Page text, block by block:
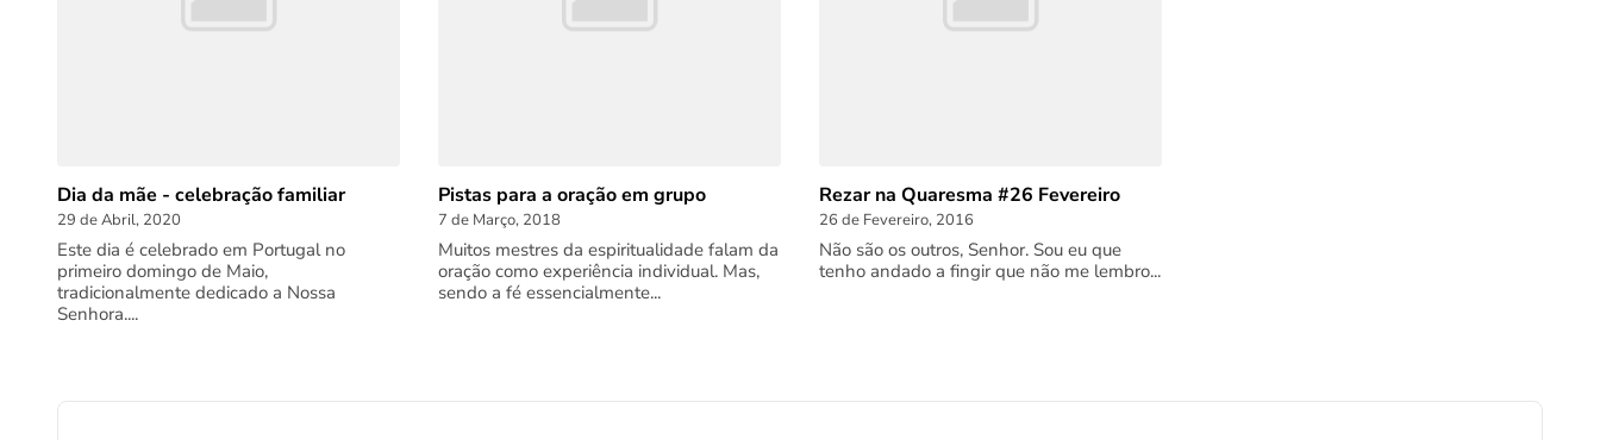
Dia da mãe - celebração familiar
29 de Abril, 2020
Este dia é celebrado em Portugal no
primeiro domingo de Maio,
tradicionalmente dedicado a Nossa
Senhora....
Pistas para a oração em grupo
7 de Março, 2018
Muitos mestres da espiritualidade falam da
oração como experiência individual. Mas,
sendo a fé essencialmente...
Rezar na Quaresma #26 Fevereiro
26 de Fevereiro, 2016
Não são os outros, Senhor. Sou eu que
tenho andado a fingir que não me lembro...